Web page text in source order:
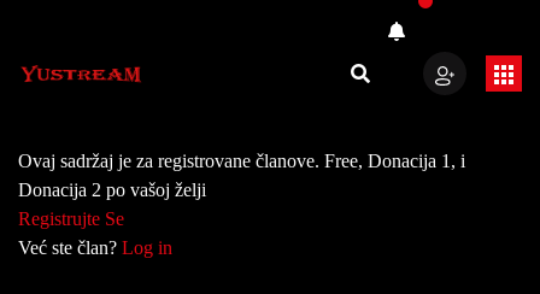
Ovaj sadržaj je za registrovane članove. Free, Donacija 1, i
Donacija 2 po vašoj želji
Registrujte Se
Već ste član? Log in